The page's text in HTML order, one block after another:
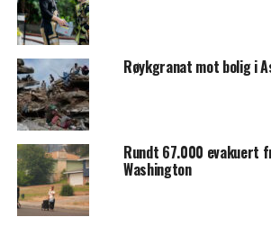
Røykgranat mot bolig i
Rundt 67.000 evakuert
Washington